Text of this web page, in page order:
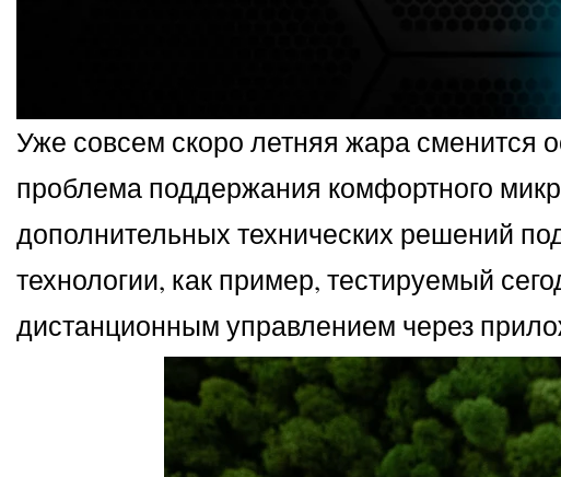
Уже совсем скоро летняя жара сменится
проблема поддержания комфортного
дополнительных технических решений
технологии, как пример, тестируемый
дистанционным управлением через